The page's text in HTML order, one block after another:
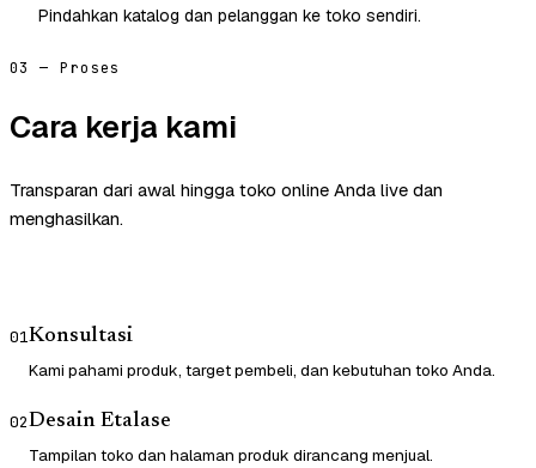
Pindahkan katalog dan pelanggan ke toko sendiri.
03 — Proses
Cara kerja kami
Transparan dari awal hingga toko online Anda live dan
menghasilkan.
01Konsultasi
Kami pahami produk, target pembeli, dan kebutuhan toko Anda.
02Desain Etalase
Tampilan toko dan halaman produk dirancang menjual.